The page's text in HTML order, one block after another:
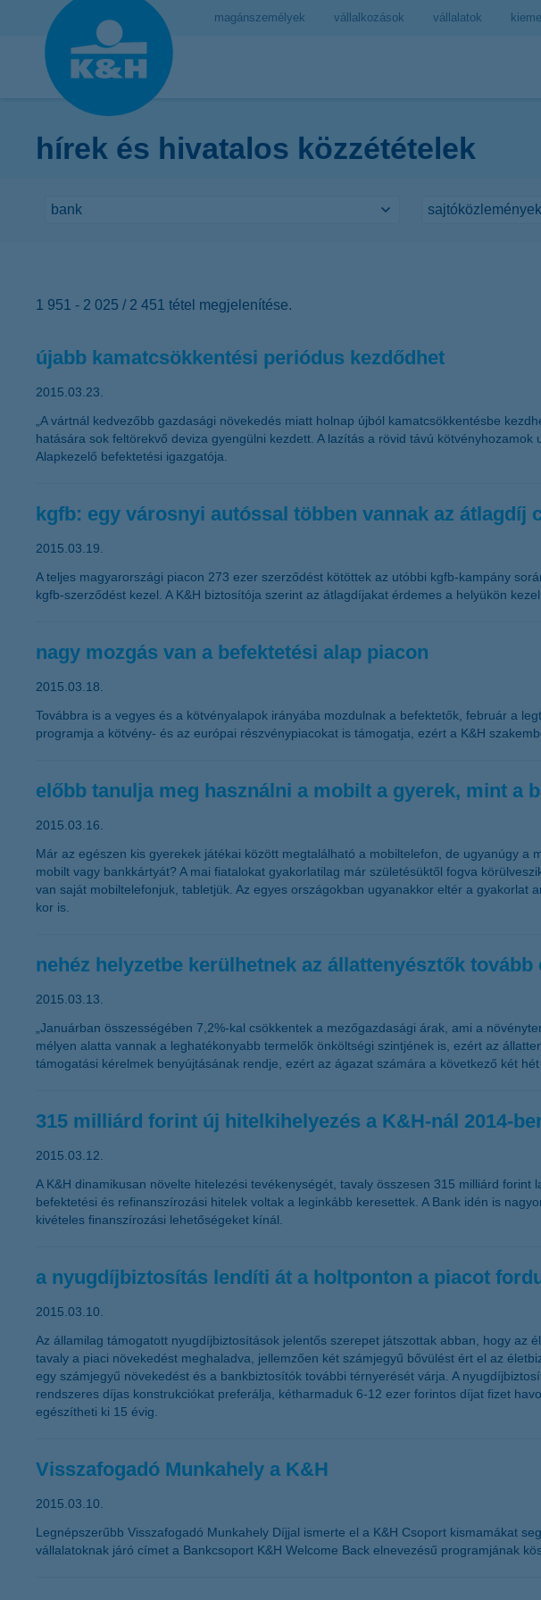
magánszemélyek vállalkozások vállalatok
hírek és hivatalos közzétételek
1 951 - 2 025 / 2 451 tétel megjelenítése.
újabb kamatcsökkentési periódus kezdődhet
2015.03.23.
„A vártnál kedvezőbb gazdasági növekedés miatt holnap újból kamatcsökkentésbe
hatására sok feltörekvő deviza gyengülni kezdett. A lazítás a rövid távú
Alapkezelő befektetési igazgatója.
kgfb: egy városnyi autóssal többen vannak az átlagdíj
2015.03.19.
A teljes magyarországi piacon 273 ezer szerződést kötöttek az utóbbi kgfb-kampány
kgfb-szerződést kezel. A K&H biztosítója szerint az átlagdíjakat érdemes a helyükön
nagy mozgás van a befektetési alap piacon
2015.03.18.
Továbbra is a vegyes és a kötvényalapok irányába mozdulnak a befektetők, február a
programja a kötvény- és az európai részvénypiacokat is támogatja, ezért a K&H
előbb tanulja meg használni a mobilt a gyerek, mint a
2015.03.16.
Már az egészen kis gyerekek játékai között megtalálható a mobiltelefon, de ugyanúgy
mobilt vagy bankkártyát? A mai fiatalokat gyakorlatilag már születésüktől fogva
van saját mobiltelefonjuk, tabletjük. Az egyes országokban ugyanakkor eltér a
kor is.
nehéz helyzetbe kerülhetnek az állattenyésztők
2015.03.13.
„Januárban összességében 7,2%-kal csökkentek a mezőgazdasági árak, ami a
mélyen alatta vannak a leghatékonyabb termelők önköltségi szintjének is, ezért az
támogatási kérelmek benyújtásának rendje, ezért az ágazat számára a következő két
315 milliárd forint új hitelkihelyezés a K&H-nál 2014-
2015.03.12.
A K&H dinamikusan növelte hitelezési tevékenységét, tavaly összesen 315 milliárd
befektetési és refinanszírozási hitelek voltak a leginkább keresettek. A Bank idén is
kivételes finanszírozási lehetőségeket kínál.
a nyugdíjbiztosítás lendíti át a holtponton a piacot
2015.03.10.
Az államilag támogatott nyugdíjbiztosítások jelentős szerepet játszottak abban, hogy az
tavaly a piaci növekedést meghaladva, jellemzően két számjegyű bővülést ért el az
egy számjegyű növekedést és a bankbiztosítók további térnyerését várja. A
rendszeres díjas konstrukciókat preferálja, kétharmaduk 6-12 ezer forintos díjat fizet
egészítheti ki 15 évig.
Visszafogadó Munkahely a K&H
2015.03.10.
Legnépszerűbb Visszafogadó Munkahely Díjjal ismerte el a K&H Csoport kismamákat
vállalatoknak járó címet a Bankcsoport K&H Welcome Back elnevezésű programjának